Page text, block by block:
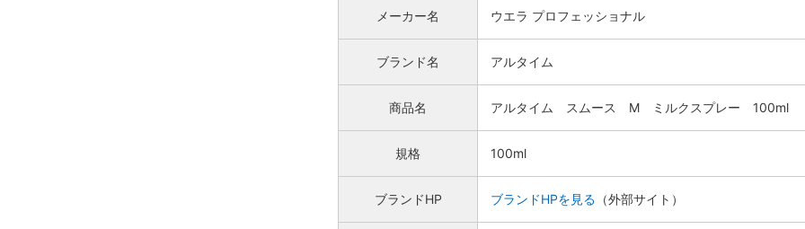
メーカー名 ウエラ プロフェッショナル
ブランド名 アルタイム
商品名 アルタイム スムース M ミルクスプレー 100ml
規格 100ml
ブランドHP ブランドHPを見る （外部サイト）